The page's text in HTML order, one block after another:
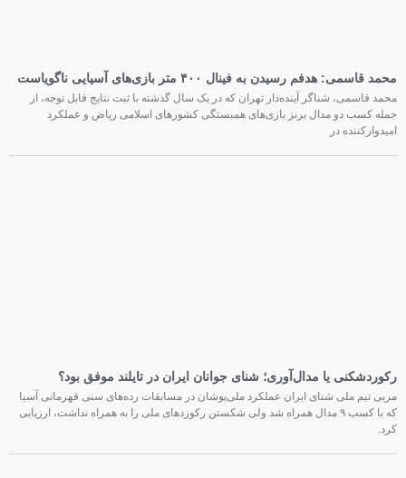
محمد قاسمی: هدفم رسیدن به فینال ۴۰۰ متر بازی‌های آسیایی ناگویاست
محمد قاسمی، شناگر آینده‌دار تهران که در یک سال گذشته با ثبت نتایج قابل توجه، از
جمله کسب دو مدال برنز بازی‌های همبستگی کشورهای اسلامی ریاض و عملکرد
امیدوارکننده در
رکوردشکنی یا مدال‌آوری؛ شنای جوانان ایران در تایلند موفق بود؟
مربی تیم ملی شنای ایران عملکرد ملی‌پوشان در مسابقات رده‌های سنی قهرمانی آسیا
که با کسب ۹ مدال همراه شد ولی شکستن رکوردهای ملی را به همراه نداشت، ارزیابی
کرد.